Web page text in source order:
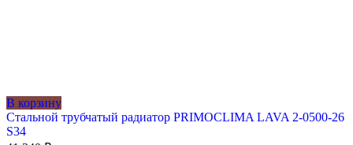
В корзину
Стальной трубчатый радиатор PRIMOCLIMA LAVA 2-0500-26
S34